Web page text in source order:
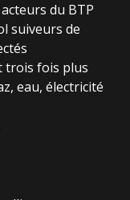
du BTP
suiveurs de
trois fois plus
eau, électricité